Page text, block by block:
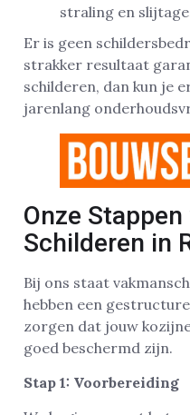
straling en
Er is geen
strakker resultaat
schilderen, dan kun je
jarenlang
Onze
Schilderen in
Bij ons staat
hebben een
zorgen dat jouw
goed beschermd zijn.
Stap 1: Voorbereiding